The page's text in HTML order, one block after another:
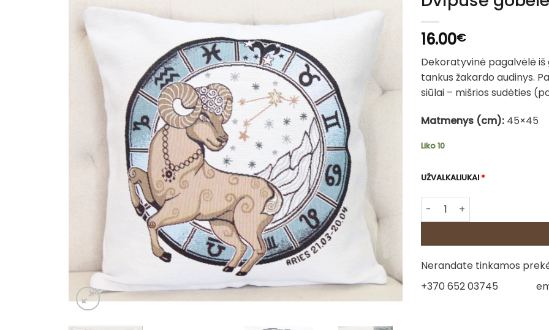
16.00€
Dekoratyvinė pagalvėlė
tankus žakardo audinys.
siūlai – mišrios sudėties
Matmenys (cm): 45×45
Liko 10
UŽVALKALIUKAI*
produkto kiekis: Dvipusė
Nerandate tinkamos
+370 652 03745